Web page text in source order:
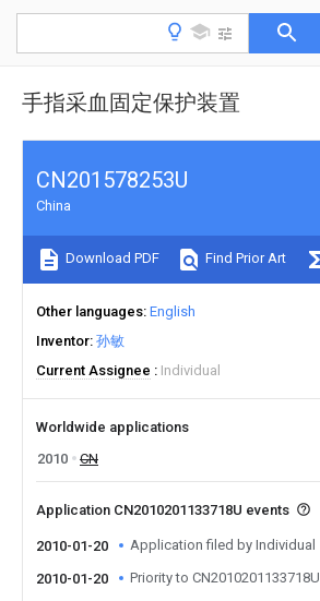
手指采血固定保护装置
CN201578253U
China
Download PDF Find Prior Art
Other languages English
Inventor 孙敏
Current Assignee
Individual
Worldwide applications
2010
CN
Application CN2010201133718U events
2010-01-20 Application filed by Individual
2010-01-20 Priority to CN2010201133718U